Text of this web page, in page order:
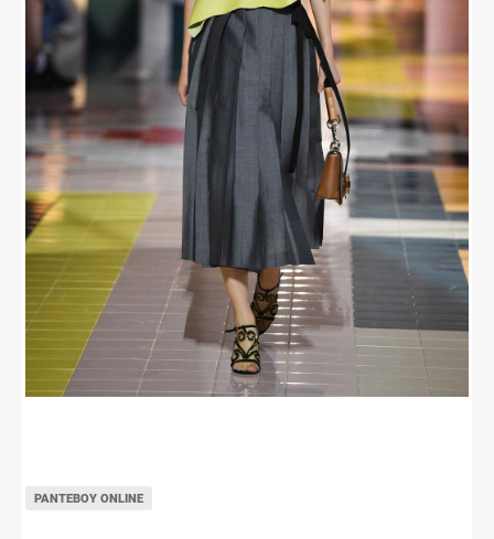
ΡΑΝΤΕΒΟΎ ONLINE